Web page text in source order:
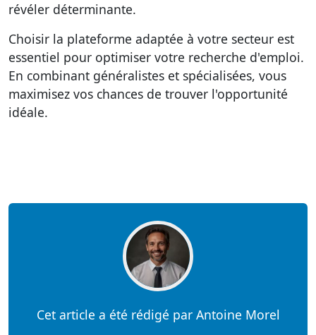
révéler déterminante.
Choisir la plateforme adaptée à votre secteur est
essentiel pour optimiser votre recherche d'emploi.
En combinant généralistes et spécialisées, vous
maximisez vos chances de trouver l'opportunité
idéale.
Cet article a été rédigé par Antoine Morel